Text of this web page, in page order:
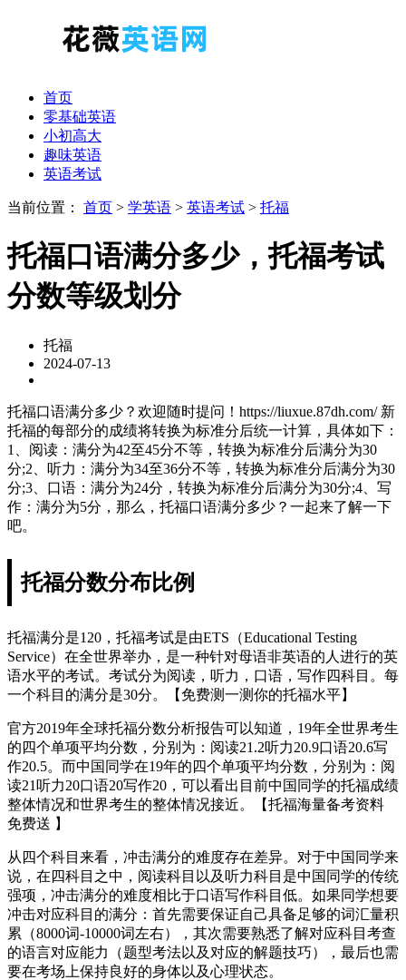
首页
零基础英语
小初高大
趣味英语
英语考试
当前位置： 首页 > 学英语 > 英语考试 > 托福
托福口语满分多少，托福考试
分数等级划分
托福
2024-07-13
托福口语满分多少？欢迎随时提问！https://liuxue.87dh.com/ 新
托福的每部分的成绩将转换为标准分后统一计算，具体如下：
1、阅读：满分为42至45分不等，转换为标准分后满分为30
分;2、听力：满分为34至36分不等，转换为标准分后满分为30
分;3、口语：满分为24分，转换为标准分后满分为30分;4、写
作：满分为5分，那么，托福口语满分多少？一起来了解一下
吧。
托福分数分布比例
托福满分是120，托福考试是由ETS（Educational Testing
Service）在全世界举办，是一种针对母语非英语的人进行的英
语水平的考试。考试分为阅读，听力，口语，写作四科目。每
一个科目的满分是30分。【免费测一测你的托福水平】
官方2019年全球托福分数分析报告可以知道，19年全世界考生
的四个单项平均分数，分别为：阅读21.2听力20.9口语20.6写
作20.5。而中国同学在19年的四个单项平均分数，分别为：阅
读21听力20口语20写作20，可以看出目前中国同学的托福成绩
整体情况和世界考生的整体情况接近。【托福海量备考资料
免费送 】
从四个科目来看，冲击满分的难度存在差异。对于中国同学来
说，在四科目之中，阅读科目以及听力科目是中国同学的传统
强项，冲击满分的难度相比于口语写作科目低。如果同学想要
冲击对应科目的满分：首先需要保证自己具备足够的词汇量积
累（8000词-10000词左右），其次需要熟悉了解对应科目考查
的语言对应能力（题型考法以及对应的解题技巧），最后也需
要在考场上保持良好的身体以及心理状态。